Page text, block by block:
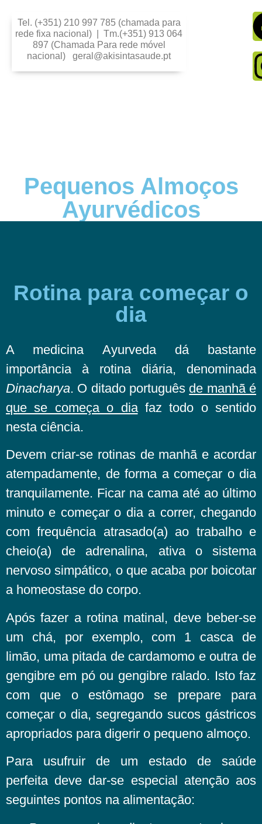
Tel. (+351) 210 997 785 (chamada para
rede fixa nacional) | Tm.(+351) 913 064
897 (Chamada Para rede móvel
nacional) geral@akisintasaude.pt
Pequenos Almoços
Ayurvédicos
Rotina para começar o
dia
A medicina Ayurveda dá bastante
importância à rotina diária, denominada
Dinacharya. O ditado português de manhã é
que se começa o diafaz todo o sentido
nesta ciência.
Devem criar-se rotinas de manhã e acordar
atempadamente, de forma a começar o dia
tranquilamente. Ficar na cama até ao último
minuto e começar o dia a correr, chegando
com frequência atrasado(a) ao trabalho e
cheio(a) de adrenalina, ativa o sistema
nervoso simpático, o que acaba por boicotar
a homeostase do corpo.
Após fazer a rotina matinal, deve beber-se
um chá, por exemplo, com 1 casca de
limão, uma pitada de cardamomo e outra de
gengibre em pó ou gengibre ralado. Isto faz
com que o estômago se prepare para
começar o dia, segregando sucos gástricos
apropriados para digerir o pequeno almoço.
Para usufruir de um estado de saúde
perfeita deve dar-se especial atenção aos
seguintes pontos na alimentação: